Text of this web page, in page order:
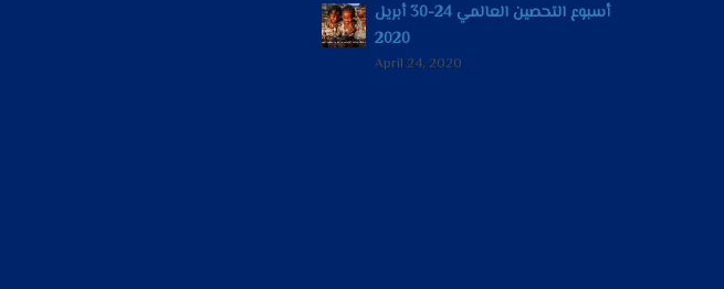
أسبوع التحصين العالمي 24-30 أبريل
2020
April 24, 2020